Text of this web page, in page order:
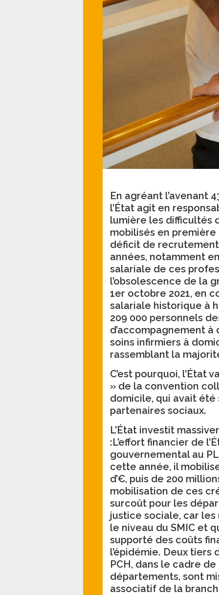
En agréant l’avenant
l’État agit en
lumière les difficultés
mobilisés en
déficit de
années, notamment
salariale de ces
l’obsolescence de la
1er octobre 2021, en
salariale historique à
209 000 personnels
d’accompagnement
soins infirmiers à
rassemblant la
C’est pourquoi, l’État
» de la convention
domicile, qui avait été
partenaires sociaux.
L’État investit
:L’effort financier de
gouvernemental au
cette année, il
d’€, puis de 200
mobilisation de ces
surcoût pour les
justice sociale, car
le niveau du SMIC et
supporté des coûts
l’épidémie. Deux tiers
PCH, dans le cadre
départements, sont
associatif de la